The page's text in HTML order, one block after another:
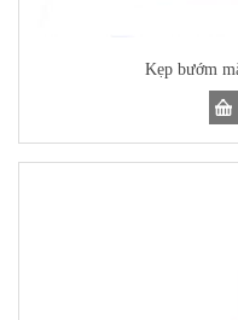
Kẹp bướm